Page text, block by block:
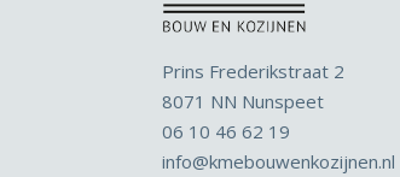
Prins Frederikstraat 2
8071 NN Nunspeet
06 10 46 62 19
info@kmebouwenkozijnen.nl